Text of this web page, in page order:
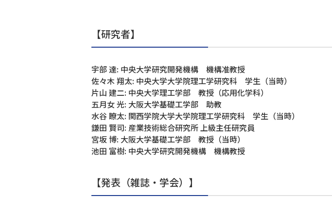
【研究者】
宇部 達: 中央大学研究開発機構 機構准教授
佐々木 翔太: 中央大学大学院理工学研究科 学生（当時）
片山 建二: 中央大学理工学部 教授（応用化学科）
五月女 光: 大阪大学基礎工学部 助教
水谷 瞭太: 関西学院大学大学院理工学研究科 学生（当時）
鎌田 賢司: 産業技術総合研究所 上級主任研究員
宮坂 博: 大阪大学基礎工学部 教授（当時）
池田 富樹: 中央大学研究開発機構 機構教授
【発表（雑誌・学会）】